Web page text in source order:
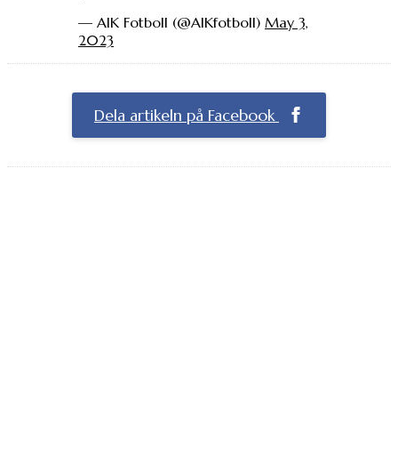
— AIK Fotboll (@AIKfotboll) May 3,
2023
Dela artikeln på Facebook